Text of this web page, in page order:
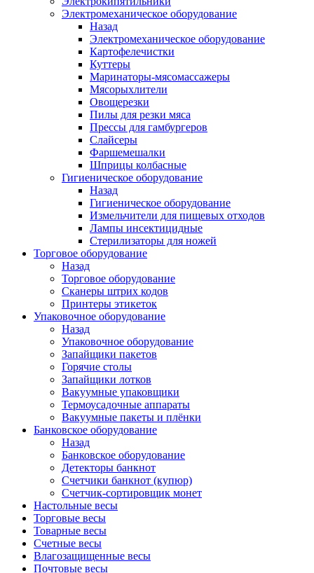
Электромеханическое оборудование
Назад
Электромеханическое оборудование
Картофелечистки
Куттеры
Маринаторы-мясомассажеры
Мясорыхлители
Овощерезки
Пилы для резки мяса
Прессы для гамбургеров
Слайсеры
Фаршемешалки
Шприцы колбасные
Гигиеническое оборудование
Назад
Гигиеническое оборудование
Измельчители для пищевых отходов
Лампы инсектицидные
Стерилизаторы для ножей
Торговое оборудование
Назад
Торговое оборудование
Сканеры штрих кодов
Принтеры этикеток
Упаковочное оборудование
Назад
Упаковочное оборудование
Запайщики пакетов
Горячие столы
Запайщики лотков
Вакуумные упаковщики
Термоусадочные аппараты
Вакуумные пакеты и плёнки
Банковское оборудование
Назад
Банковское оборудование
Детекторы банкнот
Cчетчики банкнот (купюр)
Счетчик-сортировщик монет
Настольные весы
Торговые весы
Товарные весы
Счетные весы
Влагозащищенные весы
Почтовые весы